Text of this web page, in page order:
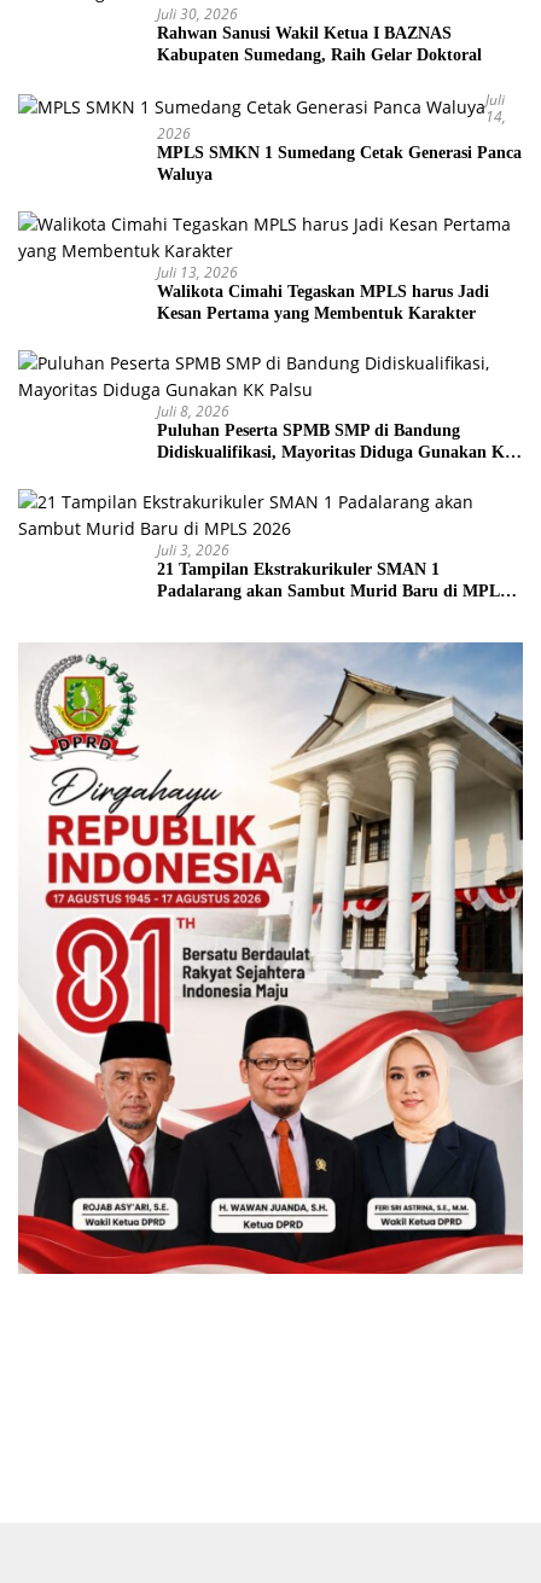
Juli 30, 2026
Rahwan Sanusi Wakil Ketua I BAZNAS
Kabupaten Sumedang, Raih Gelar Doktoral
Juli
14,
2026
MPLS SMKN 1 Sumedang Cetak Generasi Panca
Waluya
Juli 13, 2026
Walikota Cimahi Tegaskan MPLS harus Jadi
Kesan Pertama yang Membentuk Karakter
Juli 8, 2026
Puluhan Peserta SPMB SMP di Bandung
Didiskualifikasi, Mayoritas Diduga Gunakan KK
Juli 3, 2026
21 Tampilan Ekstrakurikuler SMAN 1
Padalarang akan Sambut Murid Baru di MPLS